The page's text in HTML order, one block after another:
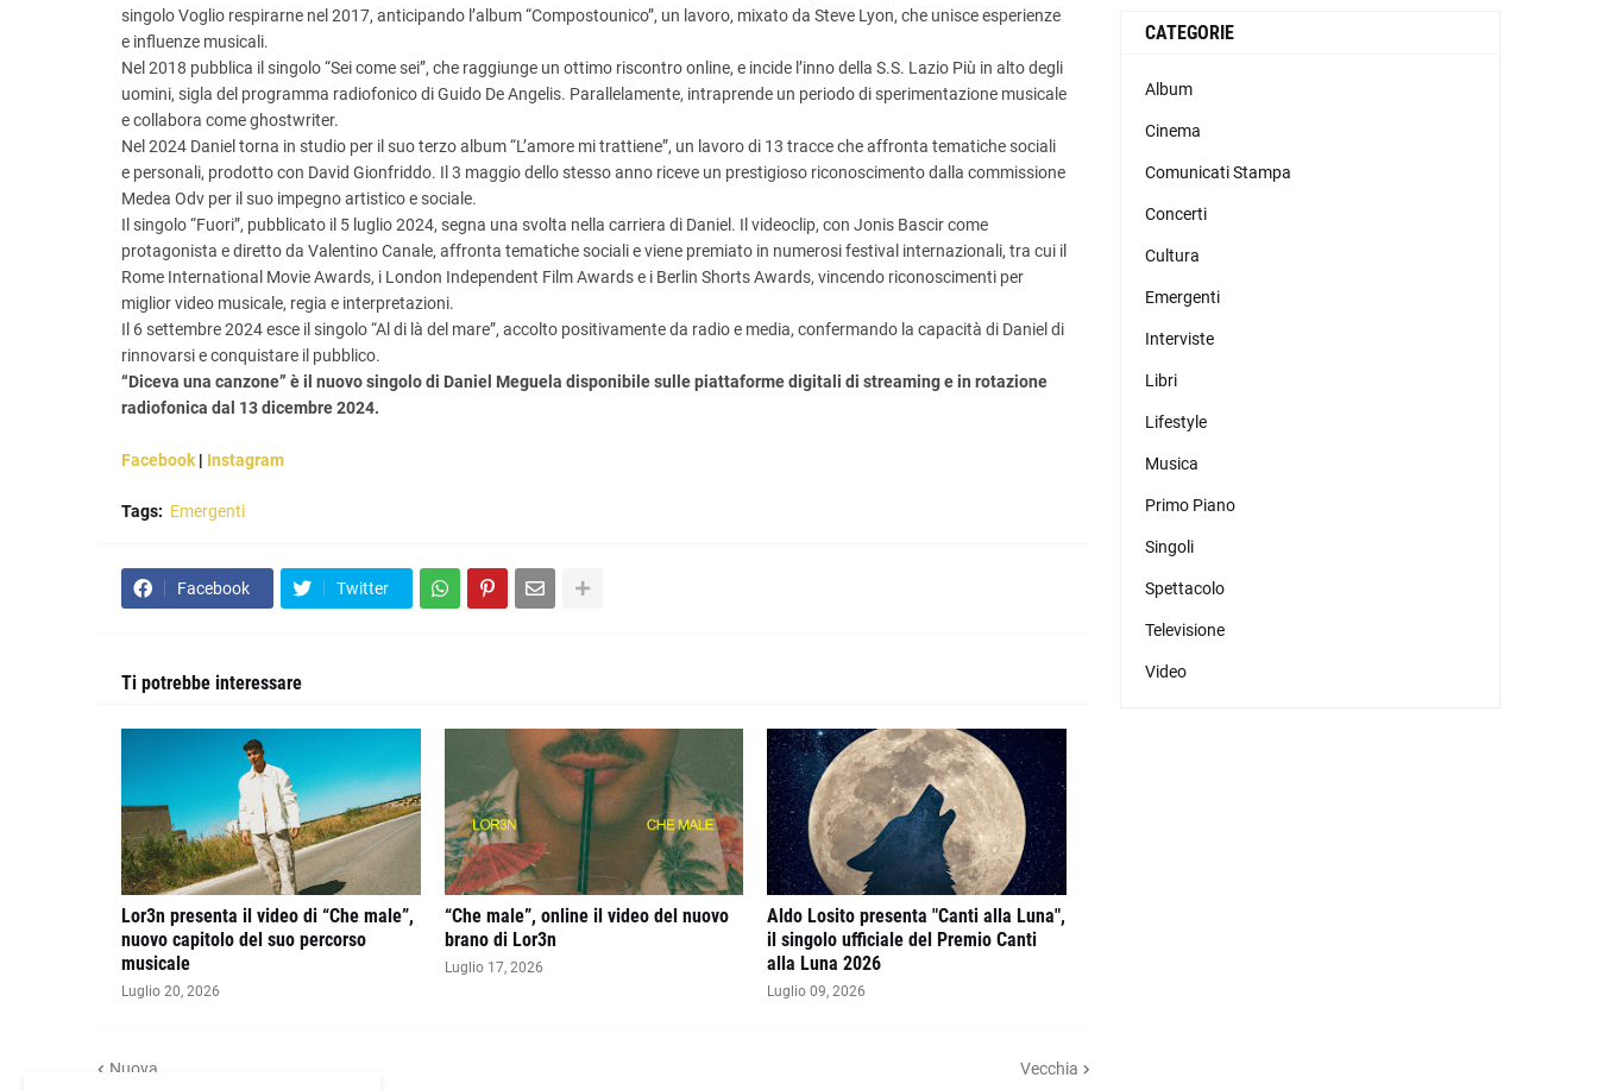
singolo Voglio respirarne nel 2017, anticipando l’album “Compostounico”, un lavoro, mixato da Steve Lyon, che unisce esperienze
e influenze musicali.
Nel 2018 pubblica il singolo “Sei come sei”, che raggiunge un ottimo riscontro online, e incide l’inno della S.S. Lazio Più in alto degli
uomini, sigla del programma radiofonico di Guido De Angelis. Parallelamente, intraprende un periodo di sperimentazione musicale
e collabora come ghostwriter.
Nel 2024 Daniel torna in studio per il suo terzo album “L’amore mi trattiene”, un lavoro di 13 tracce che affronta tematiche sociali
e personali, prodotto con David Gionfriddo. Il 3 maggio dello stesso anno riceve un prestigioso riconoscimento dalla commissione
Medea Odv per il suo impegno artistico e sociale.
Il singolo “Fuori”, pubblicato il 5 luglio 2024, segna una svolta nella carriera di Daniel. Il videoclip, con Jonis Bascir come
protagonista e diretto da Valentino Canale, affronta tematiche sociali e viene premiato in numerosi festival internazionali, tra cui il
Rome International Movie Awards, i London Independent Film Awards e i Berlin Shorts Awards, vincendo riconoscimenti per
miglior video musicale, regia e interpretazioni.
Il 6 settembre 2024 esce il singolo “Al di là del mare”, accolto positivamente da radio e media, confermando la capacità di Daniel di
rinnovarsi e conquistare il pubblico.
“Diceva una canzone” è il nuovo singolo di Daniel Meguela disponibile sulle piattaforme digitali di streaming e in rotazione
radiofonica dal 13 dicembre 2024.
Facebook | Instagram
Tags: Emergenti
Facebook Twitter
Ti potrebbe interessare
Lor3n presenta il video di “Che male”,
nuovo capitolo del suo percorso
musicale
Luglio 20, 2026
“Che male”, online il video del nuovo
brano di Lor3n
Luglio 17, 2026
Aldo Losito presenta "Canti alla Luna",
il singolo ufficiale del Premio Canti
alla Luna 2026
Luglio 09, 2026
Nuova Vecchia
CATEGORIE
Album
Cinema
Comunicati Stampa
Concerti
Cultura
Emergenti
Interviste
Libri
Lifestyle
Musica
Primo Piano
Singoli
Spettacolo
Televisione
Video